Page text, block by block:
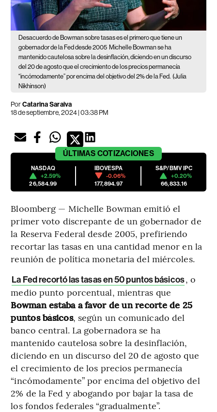
Desacuerdo de Bowman sobre tasas es el primero que tiene un
gobernador de la Fed desde 2005 Michelle Bowman se ha
mantenido cautelosa sobre la desinflación, diciendo en un discurso
del 20 de agosto que el crecimiento de los precios permanecía
“incómodamente” por encima del objetivo del 2% de la Fed. (Julia
Nikhinson)
PorCatarina Saraiva
18 de septiembre, 2024 | 03:38 PM
ÚLTIMAS COTIZACIONES
NASDAQ
+2.59%
26,584.99
IBOVESPA
-0.06%
177,894.97
S&P/BMV IPC
+0.20%
66,833.16
Bloomberg — Michelle Bowman emitió el
primer voto discrepante de un gobernador de
la Reserva Federal desde 2005, prefiriendo
recortar las tasas en una cantidad menor en la
reunión de política monetaria del miércoles.
La Fed recortó las tasas en 50 puntos básicos, o
medio punto porcentual, mientras que
Bowman estaba a favor de un recorte de 25
puntos básicos, según un comunicado del
banco central. La gobernadora se ha
mantenido cautelosa sobre la desinflación,
diciendo en un discurso del 20 de agosto que
el crecimiento de los precios permanecía
“incómodamente” por encima del objetivo del
2% de la Fed y abogando por bajar la tasa de
los fondos federales “gradualmente”.